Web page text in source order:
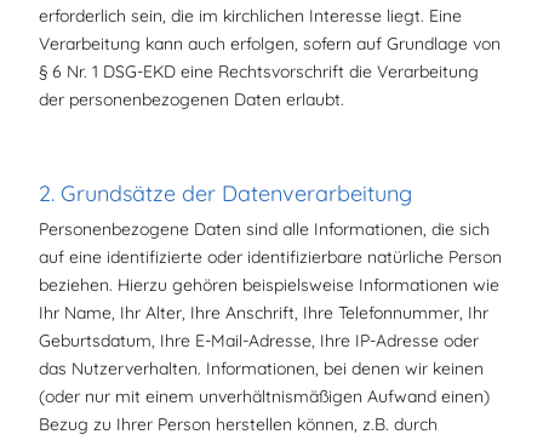
erforderlich sein, die im kirchlichen Interesse liegt. Eine
Verarbeitung kann auch erfolgen, sofern auf Grundlage von
§ 6 Nr. 1 DSG-EKD eine Rechtsvorschrift die Verarbeitung
der personenbezogenen Daten erlaubt.
2. Grundsätze der Datenverarbeitung
Personenbezogene Daten sind alle Informationen, die sich
auf eine identifizierte oder identifizierbare natürliche Person
beziehen. Hierzu gehören beispielsweise Informationen wie
Ihr Name, Ihr Alter, Ihre Anschrift, Ihre Telefonnummer, Ihr
Geburtsdatum, Ihre E-Mail-Adresse, Ihre IP-Adresse oder
das Nutzerverhalten. Informationen, bei denen wir keinen
(oder nur mit einem unverhältnismäßigen Aufwand einen)
Bezug zu Ihrer Person herstellen können, z.B. durch